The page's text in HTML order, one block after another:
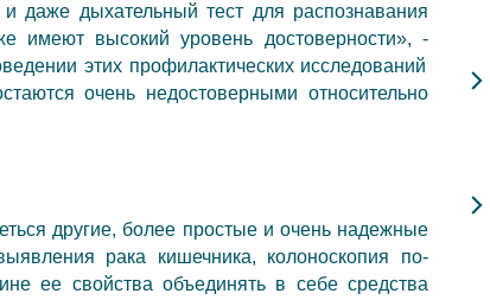
даже дыхательный тест для распознавания
имеют высокий уровень достоверности», -
этих профилактических исследований
очень недостоверными относительно
другие, более простые и очень надежные
рака кишечника, колоноскопия по-
ее свойства объединять в себе средства